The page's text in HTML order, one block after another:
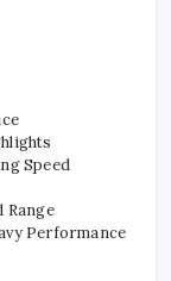
Speed
Range
Performance